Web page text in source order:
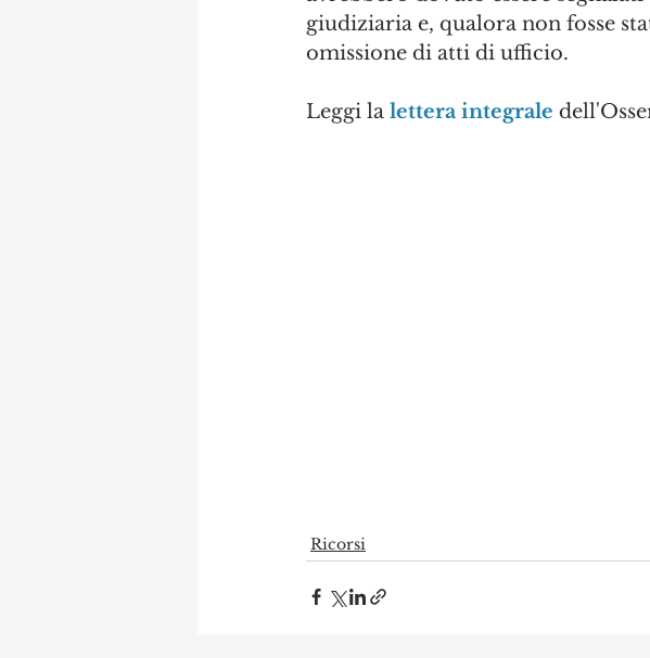
giudiziaria e, qualora non fosse
omissione di atti di ufficio.
Leggi la lettera integrale
Ricorsi